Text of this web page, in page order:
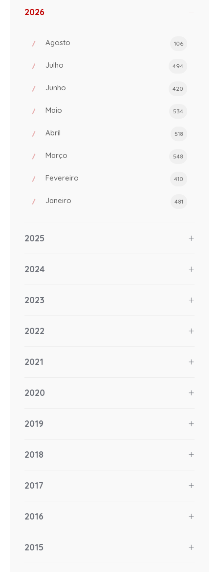
2026
Agosto 106
Julho 494
Junho 420
Maio 534
Abril 518
Março 548
Fevereiro 410
Janeiro 481
2025
2024
2023
2022
2021
2020
2019
2018
2017
2016
2015